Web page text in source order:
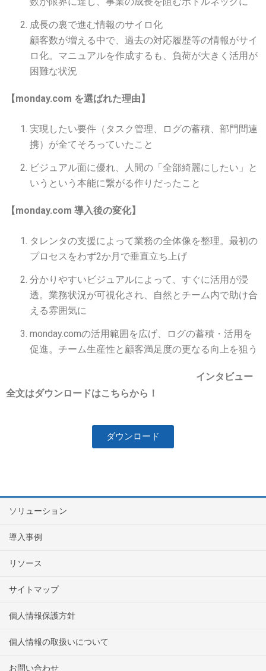
成長の裏で進む情報のサイロ化
顧客数が増える中で、過去の対応履歴等の情報がサイ
ロ化。マニュアルを作成するも、負荷が大きく活用が
困難な状況
【monday.com を選ばれた理由】
実現したい要件（タスク管理、ログの蓄積、部門間連
携）が全てそろっていたこと
ビジュアル面に優れ、人間の「全部綺麗にしたい」と
いうという本能に繋がる作りだったこと
【monday.com 導入後の変化】
タレンタの支援によって業務の全体像を整理。最初の
プロセスをわず2か月で垂直立ち上げ
分かりやすいビジュアルによって、すぐに活用が浸
透。業務状況が可視化され、自然とチーム内で助け合
える雰囲気に
monday.comの活用範囲を広げ、ログの蓄積・活用を
促進。チーム生産性と顧客満足度の更なる向上を狙う
インタビュー
全文はダウンロードはこちらから！
ダウンロード
ソリューション
導入事例
リソース
サイトマップ
個人情報保護方針
個人情報の取扱いについて
お問い合わせ